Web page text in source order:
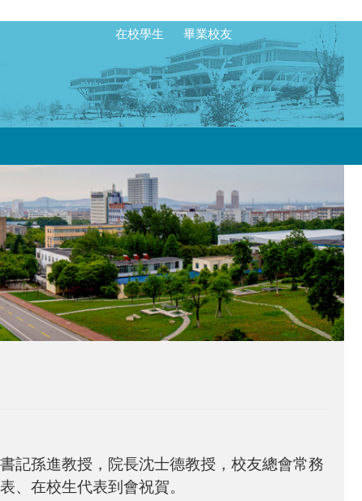
在校學生 畢業校友
記孫進教授，院長沈士德教授，校友總會常務
、在校生代表到會祝賀。